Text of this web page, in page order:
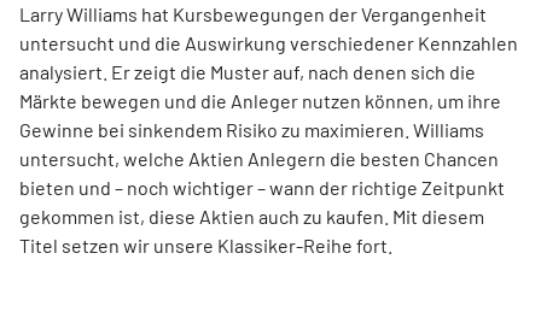
Larry Williams hat Kursbewegungen der Vergangenheit
untersucht und die Auswirkung verschiedener Kennzahlen
analysiert. Er zeigt die Muster auf, nach denen sich die
Märkte bewegen und die Anleger nutzen können, um ihre
Gewinne bei sinkendem Risiko zu maximieren. Williams
untersucht, welche Aktien Anlegern die besten Chancen
bieten und – noch wichtiger – wann der richtige Zeitpunkt
gekommen ist, diese Aktien auch zu kaufen. Mit diesem
Titel setzen wir unsere Klassiker-Reihe fort.